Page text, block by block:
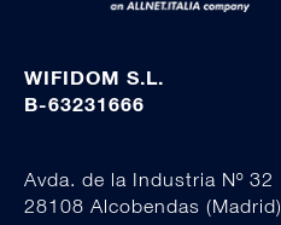
WIFIDOM S.L.
B-63231666
Avda. de la Industria Nº 32
28108 Alcobendas (Madrid)